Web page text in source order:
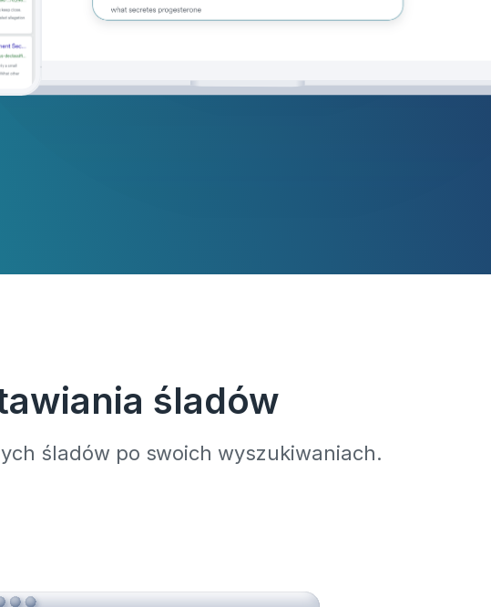
śladów
śladów po swoich wyszukiwaniach.